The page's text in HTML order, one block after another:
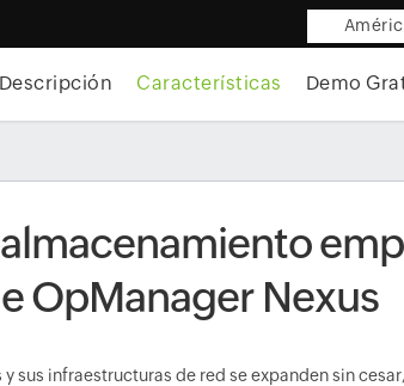
Descripción Características Demo
OpManager Nexus
sus infraestructuras de red se expanden sin